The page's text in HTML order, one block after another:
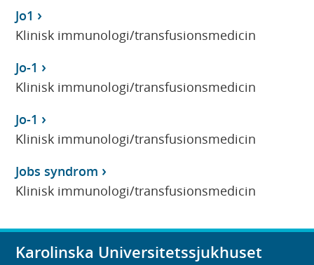
Jo1
Klinisk immunologi/transfusionsmedicin
Jo-1
Klinisk immunologi/transfusionsmedicin
Jo-1
Klinisk immunologi/transfusionsmedicin
Jobs syndrom
Klinisk immunologi/transfusionsmedicin
Karolinska Universitetssjukhuset